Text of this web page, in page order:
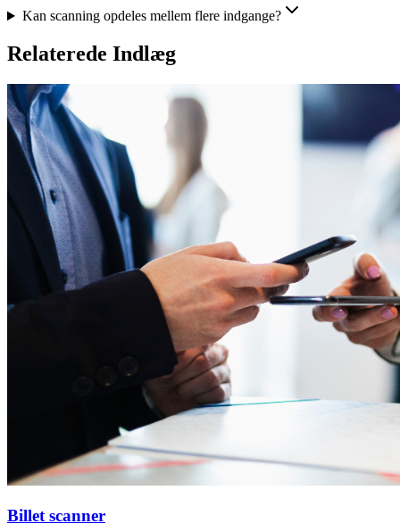
Kan scanning opdeles mellem flere indgange?
Relaterede Indlæg
Billet scanner